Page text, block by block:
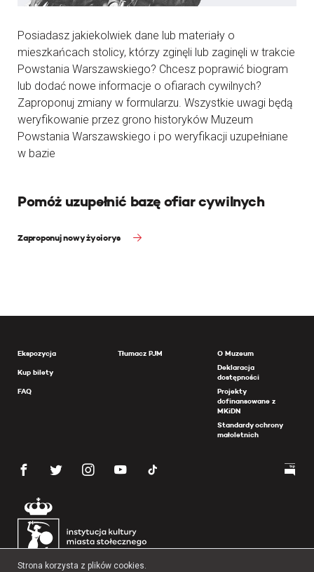
Posiadasz jakiekolwiek dane lub materiały o
mieszkańcach stolicy, którzy zginęli lub zaginęli w trakcie
Powstania Warszawskiego? Chcesz poprawić biogram
lub dodać nowe informacje o ofiarach cywilnych?
Zaproponuj zmiany w formularzu. Wszystkie uwagi będą
weryfikowanie przez grono historyków Muzeum
Powstania Warszawskiego i po weryfikacji uzupełniane
w bazie
Pomóż uzupełnić bazę ofiar cywilnych
Zaproponuj nowy życiorys
Ekspozycja
Kup bilety
FAQ
Tłumacz PJM
O Muzeum
Deklaracja
dostępności
Projekty
dofinansowane z
MKiDN
Standardy ochrony
małoletnich
Strona korzysta z plików cookies.